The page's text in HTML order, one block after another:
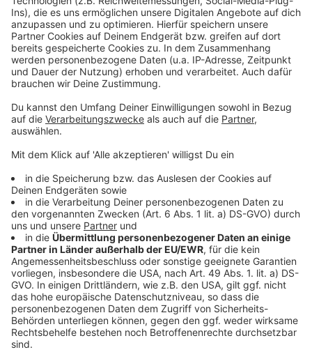
Die ultimativen Sommer Life-Hacks